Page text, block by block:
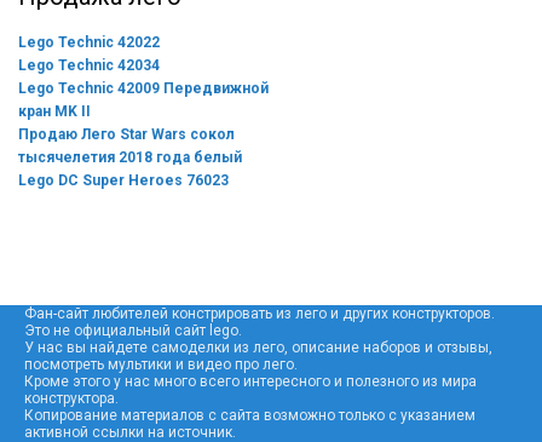
Lego Technic 42022
Lego Technic 42034
Lego Technic 42009 Передвижной
кран MK II
Продаю Лего Star Wars сокол
тысячелетия 2018 года белый
Lego DC Super Heroes 76023
Фан-сайт любителей констрировать из лего и других конструкторов.
Это не официальный сайт lego.
У нас вы найдете самоделки из лего, описание наборов и отзывы,
посмотреть мультики и видео про лего.
Кроме этого у нас много всего интересного и полезного из мира
конструктора.
Копирование материалов с сайта возможно только с указанием
активной ссылки на источник.